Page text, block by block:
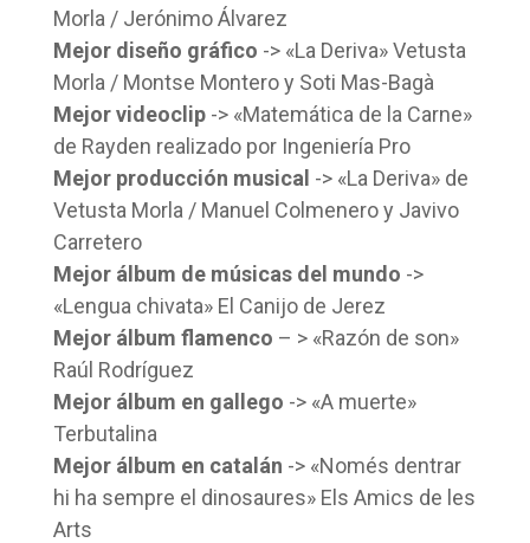
Morla / Jerónimo Álvarez
Mejor diseño gráfico -> «La Deriva» Vetusta
Morla / Montse Montero y Soti Mas-Bagà
Mejor videoclip-> «Matemática de la Carne»
de Rayden realizado por Ingeniería Pro
Mejor producción musical -> «La Deriva» de
Vetusta Morla / Manuel Colmenero y Javivo
Carretero
Mejor álbum de músicas del mundo ->
«Lengua chivata» El Canijo de Jerez
Mejor álbum flamenco – > «Razón de son»
Raúl Rodríguez
Mejor álbum en gallego -> «A muerte»
Terbutalina
Mejor álbum en catalán -> «Només dentrar
hi ha sempre el dinosaures» Els Amics de les
Arts